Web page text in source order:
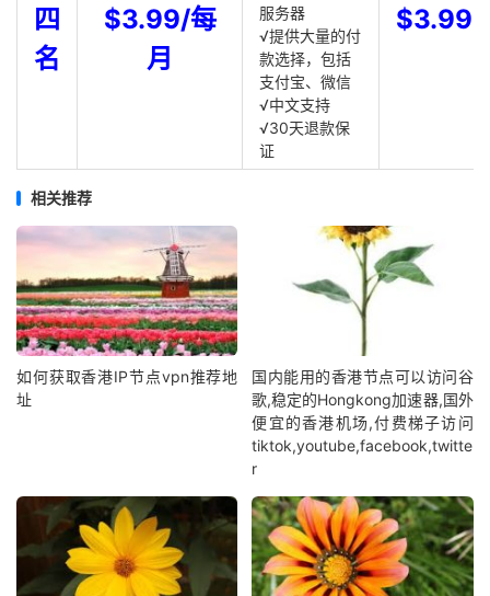
四
名
$3.99/每
月
服务器
√提供大量的付
款选择，包括
支付宝、微信
√中文支持
√30天退款保
证
$3.99
相关推荐
如何获取香港IP节点vpn推荐地
址
国内能用的香港节点可以访问谷
歌,稳定的Hongkong加速器,国外
便宜的香港机场,付费梯子访问
tiktok,youtube,facebook,twitte
r